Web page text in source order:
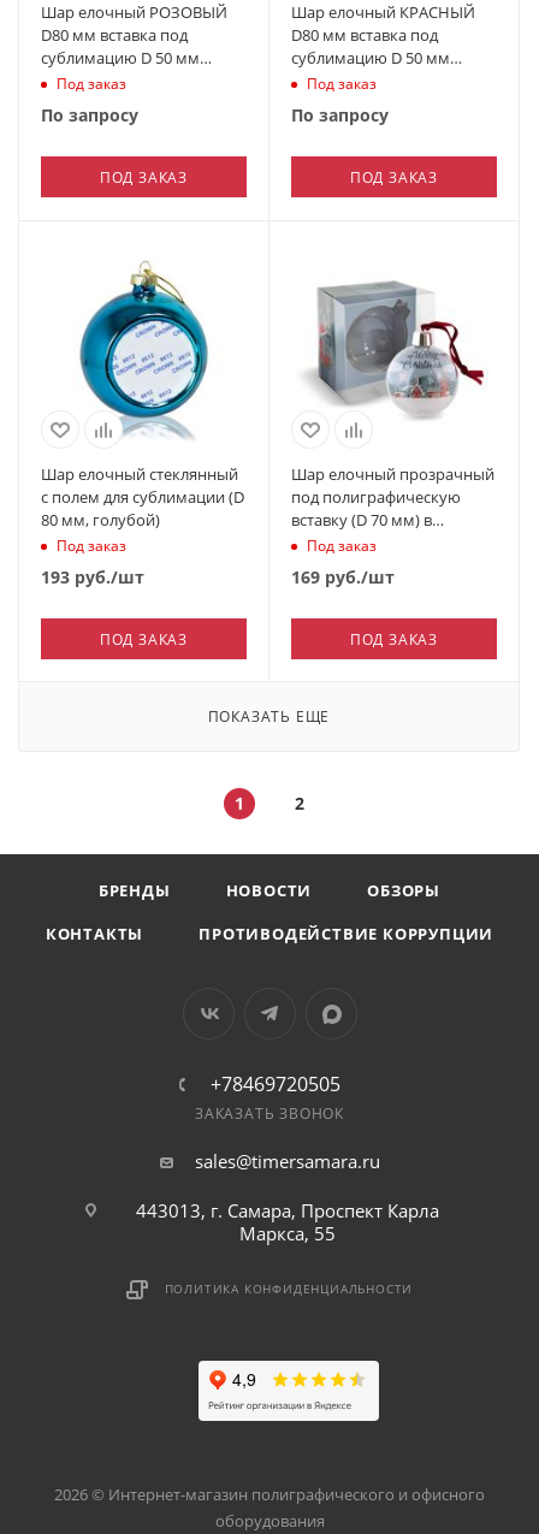
Шар елочный РОЗОВЫЙ
D80 мм вставка под
сублимацию D 50 мм
(пластик)
Под заказ
По запросу
ПОД ЗАКАЗ
Шар елочный КРАСНЫЙ
D80 мм вставка под
сублимацию D 50 мм
(пластик)
Под заказ
По запросу
ПОД ЗАКАЗ
Шар елочный стеклянный
с полем для сублимации (D
80 мм, голубой)
Под заказ
193 руб./шт
ПОД ЗАКАЗ
Шар елочный прозрачный
под полиграфическую
вставку (D 70 мм) в
индивидуальной коробке
Под заказ
169 руб./шт
ПОД ЗАКАЗ
ПОКАЗАТЬ ЕЩЕ
1 2
БРЕНДЫ НОВОСТИ
ОБЗОРЫ
КОНТАКТЫ
ПРОТИВОДЕЙСТВИЕ КОРРУПЦИИ
+78469720505
ЗАКАЗАТЬ ЗВОНОК
sales@timersamara.ru
443013, г. Самара, Проспект Карла
Маркса, 55
ПОЛИТИКА КОНФИДЕНЦИАЛЬНОСТИ
2026 © Интернет-магазин полиграфического и офисного
оборудования